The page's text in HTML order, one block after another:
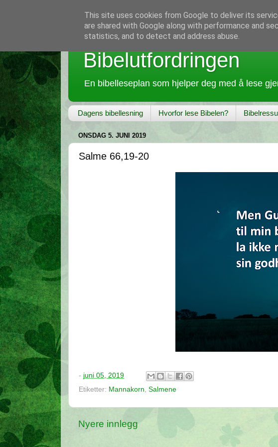
Bibelutfordringen
En bibelleseplan som hjelper deg med å lese
Dagens bibellesning Hvorfor lese Bibelen?
ONSDAG 5. JUNI 2019
Salme 66,19-20
- juni 05, 2019
Etiketter: Mannakorn Salmene
Nyere innlegg
This site uses cookies from Google to deliver its
are shared with Google along with performance and
statistics, and to detect and address abuse.